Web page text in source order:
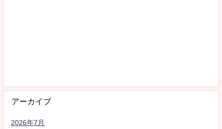
アーカイブ
2026年7月